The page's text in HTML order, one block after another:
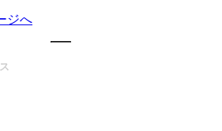
ジへ